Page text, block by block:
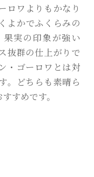
ロワよりもかなり
よかでふくらみの
実の印象が強い
抜群の仕上がりで
・ゴーロワとは対
。どちらも素晴ら
すめです。